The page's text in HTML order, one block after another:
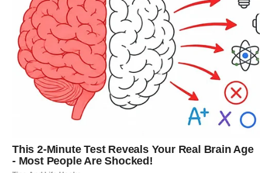
EMOCIJE POSTAJU JAČE
Ako čekate poruku od osobe koja vam je važna, moguće
je da upravo sada dolazi razvoj događaja koji vraća nadu i
optimizam.
Neko bi mogao pokazati osjećaje koje je dugo skrivao.
Neko bi mogao napraviti prvi korak.